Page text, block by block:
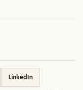
LinkedIn